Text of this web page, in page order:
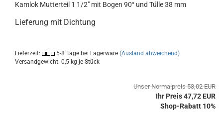
Kamlok Mutterteil 1 1/2" mit Bogen 90° und Tülle 38 mm
Lieferung mit Dichtung
Lieferzeit: 5-8 Tage bei Lagerware (Ausland abweichend)
Versandgewicht: 0,5 kg je Stück
Unser Normalpreis 53,02 EUR
Ihr Preis 47,72 EUR
Shop-Rabatt 10%